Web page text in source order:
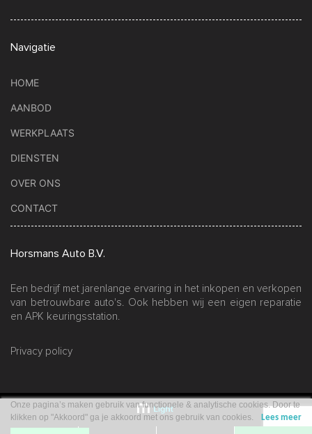
Navigatie
HOME
AANBOD
WERKPLAATS
DIENSTEN
OVER ONS
CONTACT
Horsmans Auto B.V.
Een bedrijf met jarenlange ervaring in het inkopen en verkopen
van betrouwbare auto's. Ook hebben wij een eigen reparatie
en APK keuringsstation.
Privacy policy
Onze pagina’s maken gebruik van functionele & analytische cookies. Door te
klikken op "Akkoord" ga je akkoord met ons gebruik van cookies.
Lees meer